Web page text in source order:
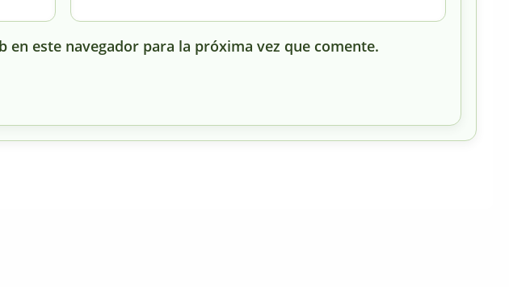
este navegador para la próxima vez que comente.